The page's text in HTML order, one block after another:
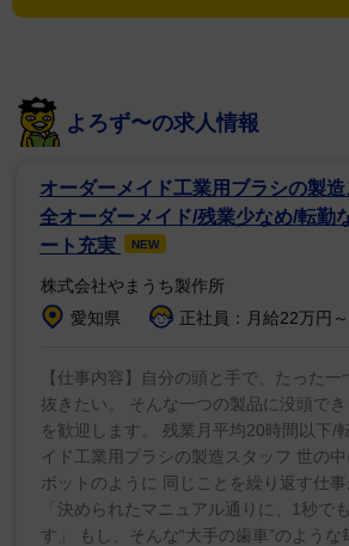
ことのないドキッとするシーンも収
カットでは、海をバックにした水着
た。
水着撮影について、「今回、初め
した。じつは水色の水着は最初の撮
のことも考えて海には入る想定では
しゃぎで楽しかったです」とコメン
「これまでの真山りかを感じてもら
である私と、これからを感じていた
をもった等身大の姿を見ていただき
に！」とアピールした。
よろず〜の求人情報
オーダーメイド⼯業⽤ブラシの製
全オーダーメイド/残業少なめ/転勤
ート充実
NEW
株式会社やまうち製作所
愛知県
正社員：月給22万円～
【仕事内容】自分の頭と手で、たった一
抜きたい。 そんな一つの製品に没頭でき
を歓迎します。 残業月平均20時間以下/
イド工業用ブラシの製造スタッフ 世の
ボットのように 同じことを繰り返す仕事
「決められたマニュアル通りに、1秒で
す」 もし、そんな“大手の歯車”のような